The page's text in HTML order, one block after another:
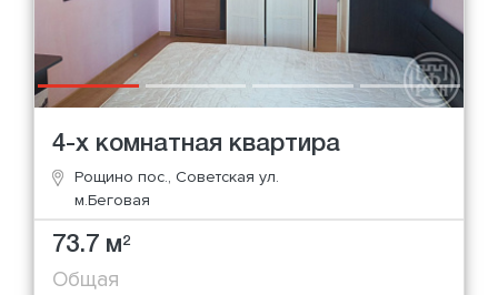
4-х комнатная квартира
Рощино пос., Советская ул.
м.Беговая
73.7 м2
Общая